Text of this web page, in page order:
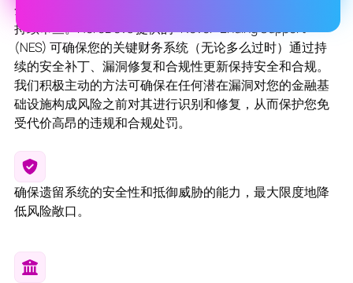
金融组织受到严格监管，在数据安全性和合规性方面面临
持续审查。HeroDevs 提供的 "Never-Ending Support
(NES) 可确保您的关键财务系统（无论多么过时）通过持
续的安全补丁、漏洞修复和合规性更新保持安全和合规。
我们积极主动的方法可确保在任何潜在漏洞对您的金融基
础设施构成风险之前对其进行识别和修复，从而保护您免
受代价高昂的违规和合规处罚。
确保遗留系统的安全性和抵御威胁的能力，最大限度地降
低风险敞口。